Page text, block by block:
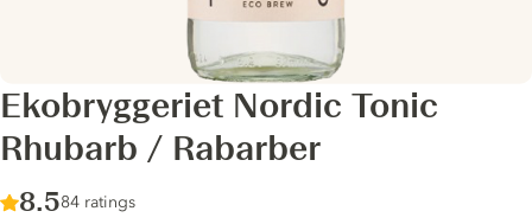
Ekobryggeriet Nordic Tonic
Rhubarb / Rabarber
Score :
8.5/ 10
84 ratings